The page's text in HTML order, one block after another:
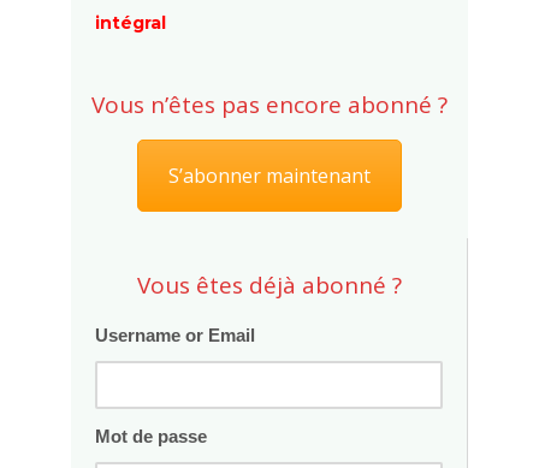
intégral
Vous n’êtes pas encore abonné ?
S’abonner maintenant
Vous êtes déjà abonné ?
Username or Email
Mot de passe